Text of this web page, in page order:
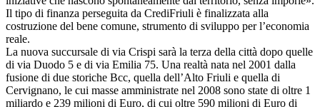
Il tipo di finanza perseguita da CrediFriuli è finalizzata alla
costruzione del bene comune, strumento di sviluppo per l’economia
reale.
La nuova succursale di via Crispi sarà la terza della città dopo quelle
di via Duodo 5 e di via Emilia 75. Una realtà nata nel 2001 dalla
fusione di due storiche Bcc, quella dell’Alto Friuli e quella di
Cervignano, le cui masse amministrate nel 2008 sono state di oltre 1
miliardo e 239 milioni di Euro, di cui oltre 590 milioni di Euro di